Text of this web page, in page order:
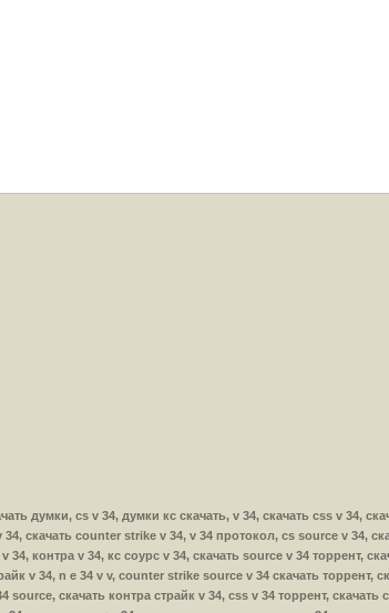
думки, cs v 34, думки кс скачать, v 34, скачать css v 34,
34, скачать counter strike v 34, v 34 протокол, cs source v
контра v 34, кс соурс v 34, скачать source v 34 торрент,
v 34, n e 34 v v, counter strike source v 34 скачать торрент,
source, скачать контра страйк v 34, css v 34 торрент,